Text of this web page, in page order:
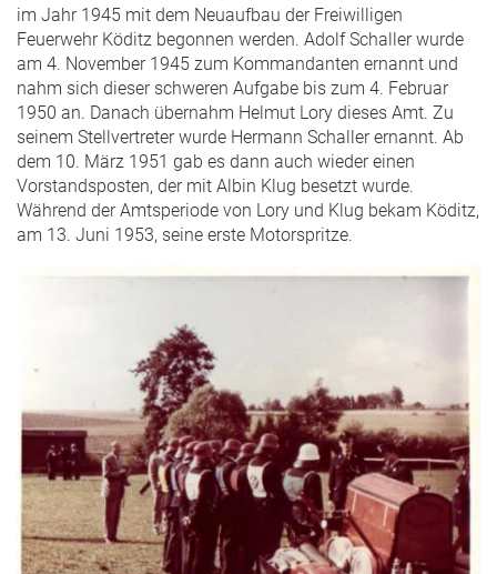
im Jahr 1945 mit dem Neuaufbau der Freiwilligen
Feuerwehr Köditz begonnen werden. Adolf Schaller wurde
am 4. November 1945 zum Kommandanten ernannt und
nahm sich dieser schweren Aufgabe bis zum 4. Februar
1950 an. Danach übernahm Helmut Lory dieses Amt. Zu
seinem Stellvertreter wurde Hermann Schaller ernannt. Ab
dem 10. März 1951 gab es dann auch wieder einen
Vorstandsposten, der mit Albin Klug besetzt wurde.
Während der Amtsperiode von Lory und Klug bekam Köditz,
am 13. Juni 1953, seine erste Motorspritze.